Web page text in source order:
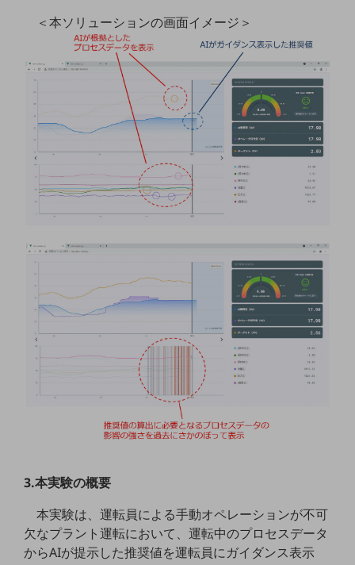
業種・業態で探すTOP
一次産業
医療・介護
モビリティ
製造・建設業
キーワードで探す
モバイルTOP
法人向けスマホ・携帯に関する、
おすすめの機種、料金やサービスをご紹介
タフネススマートフォン
ドコモケータイ
＜本ソリューションの画面イメージ＞
3.本実験の概要
本実験は、運転員による手動オペレーションが不可
欠なプラント運転において、運転中のプロセスデータ
からAIが提示した推奨値を運転員にガイダンス表示